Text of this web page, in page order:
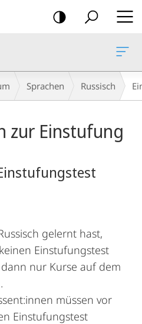
Sprachen Russisch
zur Einstufung
gelernt hast,
Einstufungstest
nur Kurse auf dem
müssen vor
Einstufungstest